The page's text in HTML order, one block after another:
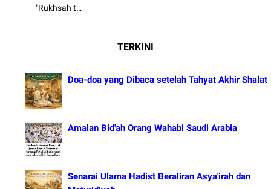
"Rukhsah t…
TERKINI
Doa-doa yang Dibaca setelah Tahyat Akhir Shalat
Amalan Bid'ah Orang Wahabi Saudi Arabia
Senarai Ulama Hadist Beraliran Asya'irah dan